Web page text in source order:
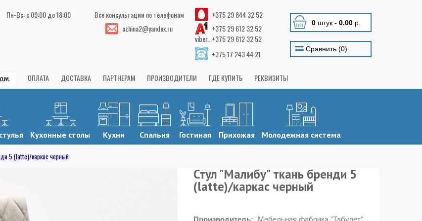
Пн-Вс: с 09:00 до 18:00
Все консультации по телефонам
azhina2@yandex.ru
+375 29 844 32 52
+375 29 612 32 52
viber.. +375 29 612 32 52
+375 17 243 44 21
0штук - 0.00р.
Сравнить (0)
ОПЛАТА ДОСТАВКА ПАРТНЕРАМ ПРОИЗВОДИТЕЛИ ГДЕ КУПИТЬ РЕКВИЗИТЫ
Кухонные столы Кухни Спальня Гостиная Прихожая Молодежная система
5 (latte)/каркас черный
Стул "Малибу" ткань бренди 5
(latte)/каркас черный
Производитель: Мебельная фабрика "Табурет"